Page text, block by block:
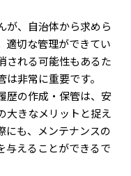
が、自治体から求めら
適切な管理ができてい
される可能性もあるた
非常に重要です。
歴の作成・保管は、安
大きなメリットと捉え
にも、メンテナンスの
与えることができるで